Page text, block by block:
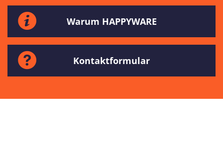
Warum HAPPYWARE
Kontaktformular